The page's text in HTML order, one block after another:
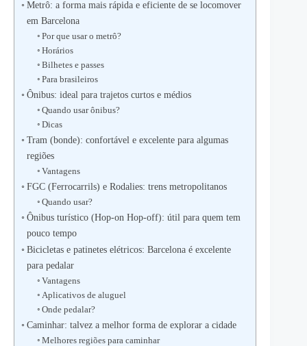
Metrô: a forma mais rápida e eficiente de se locomover
em Barcelona
Por que usar o metrô?
Horários
Bilhetes e passes
Para brasileiros
Ônibus: ideal para trajetos curtos e médios
Quando usar ônibus?
Dicas
Tram (bonde): confortável e excelente para algumas
regiões
Vantagens
FGC (Ferrocarrils) e Rodalies: trens metropolitanos
Quando usar?
Ônibus turístico (Hop-on Hop-off): útil para quem tem
pouco tempo
Bicicletas e patinetes elétricos: Barcelona é excelente
para pedalar
Vantagens
Aplicativos de aluguel
Onde pedalar?
Caminhar: talvez a melhor forma de explorar a cidade
Melhores regiões para caminhar